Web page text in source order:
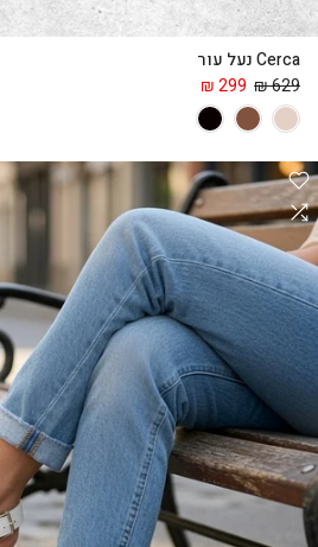
Cerca נעל עור
629 ₪
299 ₪